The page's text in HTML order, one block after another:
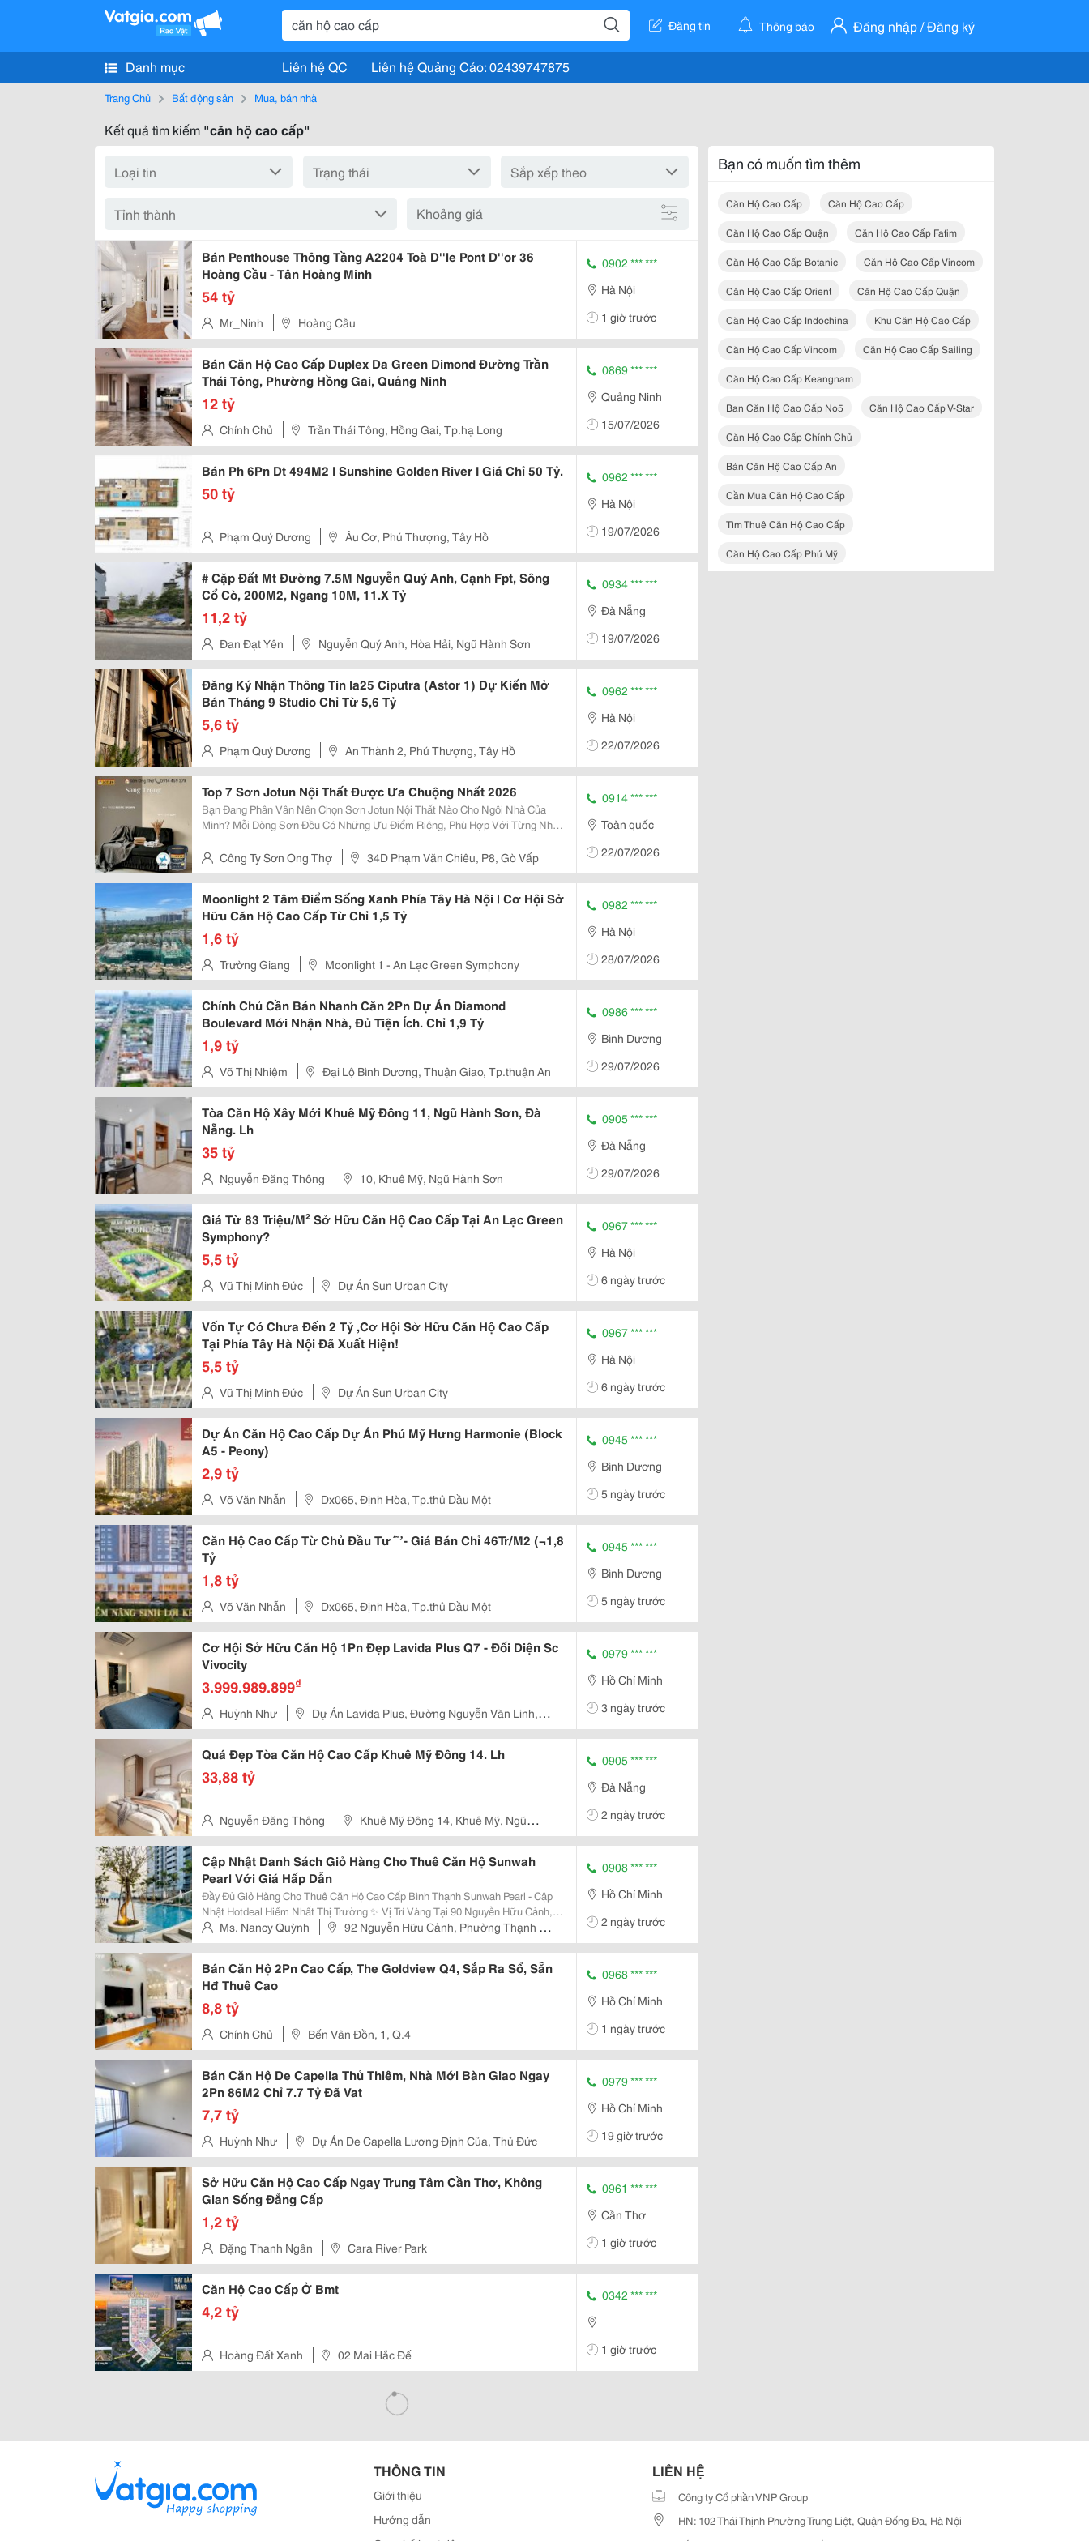
Đăng tin Thông báo Đăng nhập / Đăng ký
Danh mục Liên hệ QC Liên hệ Quảng Cáo: 02439747875
Trang Chủ Bất động sản Mua, bán nhà
Kết quả tìm kiếm "căn hộ cao cấp"
Khoảng giá
Bán Penthouse Thông Tầng A2204 Toà D''le Pont D''or 36
Hoàng Cầu - Tân Hoàng Minh
54 tỷ
Mr_Ninh Hoàng Cầu
0902 *** ***
Hà Nội
1 giờ trước
Bán Căn Hộ Cao Cấp Duplex Da Green Dimond Đường Trần
Thái Tông, Phường Hồng Gai, Quảng Ninh
12 tỷ
Chính Chủ Trần Thái Tông, Hồng Gai, Tp.hạ Long
0869 *** ***
Quảng Ninh
15/07/2026
Bán Ph 6Pn Dt 494M2 I Sunshine Golden River I Giá Chỉ 50 Tỷ.
50 tỷ
Phạm Quý Dương Âu Cơ, Phú Thượng, Tây Hồ
0962 *** ***
Hà Nội
19/07/2026
# Cặp Đất Mt Đường 7.5M Nguyễn Quý Anh, Cạnh Fpt, Sông
Cổ Cò, 200M2, Ngang 10M, 11.X Tỷ
11,2 tỷ
Đan Đạt Yên Nguyễn Quý Anh, Hòa Hải, Ngũ Hành Sơn
0934 *** ***
Đà Nẵng
19/07/2026
Đăng Ký Nhận Thông Tin Ia25 Ciputra (Astor 1) Dự Kiến Mở
Bán Tháng 9 Studio Chỉ Từ 5,6 Tỷ
5,6 tỷ
Phạm Quý Dương An Thành 2, Phú Thượng, Tây Hồ
0962 *** ***
Hà Nội
22/07/2026
Top 7 Sơn Jotun Nội Thất Được Ưa Chuộng Nhất 2026
Bạn Đang Phân Vân Nên Chọn Sơn Jotun Nội Thất Nào Cho Ngôi Nhà Của
Mình? Mỗi Dòng Sơn Đều Có Những Ưu Điểm Riêng, Phù Hợp Với Từng Nhu
Cấp Cho Biệt Thự, Villa, Căn Hộ Cao Cấp. ...
Công Ty Sơn Ong Thợ 34D Phạm Văn Chiêu, P8, Gò Vấp
0914 *** ***
Toàn quốc
22/07/2026
Moonlight 2 Tâm Điểm Sống Xanh Phía Tây Hà Nội | Cơ Hội Sở
Hữu Căn Hộ Cao Cấp Từ Chỉ 1,5 Tỷ
1,6 tỷ
Trường Giang Moonlight 1 - An Lạc Green Symphony
0982 *** ***
Hà Nội
28/07/2026
Chính Chủ Cần Bán Nhanh Căn 2Pn Dự Án Diamond
Boulevard Mới Nhận Nhà, Đủ Tiện Ích. Chỉ 1,9 Tỷ
1,9 tỷ
Võ Thị Nhiệm Đại Lộ Bình Dương, Thuận Giao, Tp.thuận An
0986 *** ***
Bình Dương
29/07/2026
Tòa Căn Hộ Xây Mới Khuê Mỹ Đông 11, Ngũ Hành Sơn, Đà
Nẵng. Lh
35 tỷ
Nguyễn Đăng Thông 10, Khuê Mỹ, Ngũ Hành Sơn
0905 *** ***
Đà Nẵng
29/07/2026
Giá Từ 83 Triệu/M² Sở Hữu Căn Hộ Cao Cấp Tại An Lạc Green
Symphony?
5,5 tỷ
Vũ Thị Minh Đức Dự Án Sun Urban City
0967 *** ***
Hà Nội
6 ngày trước
Vốn Tự Có Chưa Đến 2 Tỷ ,Cơ Hội Sở Hữu Căn Hộ Cao Cấp
Tại Phía Tây Hà Nội Đã Xuất Hiện!
5,5 tỷ
Vũ Thị Minh Đức Dự Án Sun Urban City
0967 *** ***
Hà Nội
6 ngày trước
Dự Án Căn Hộ Cao Cấp Dự Án Phú Mỹ Hưng Harmonie (Block
A5 - Peony)
2,9 tỷ
Võ Văn Nhẫn Dx065, Định Hòa, Tp.thủ Dầu Một
0945 *** ***
Bình Dương
5 ngày trước
Căn Hộ Cao Cấp Từ Chủ Đầu Tư ́ ̃ ̛ - Giá Bán Chỉ 46Tr/M2 (¬1,8
Tỷ
1,8 tỷ
Võ Văn Nhẫn Dx065, Định Hòa, Tp.thủ Dầu Một
0945 *** ***
Bình Dương
5 ngày trước
Cơ Hội Sở Hữu Căn Hộ 1Pn Đẹp Lavida Plus Q7 - Đối Diện Sc
Vivocity
3.999.989.899₫
Huỳnh Như
Dự Án Lavida Plus, Đường Nguyễn Văn Linh,
Phường Tân Phong, Quận 7, Tp. Hcm
0979 *** ***
Hồ Chí Minh
3 ngày trước
Quá Đẹp Tòa Căn Hộ Cao Cấp Khuê Mỹ Đông 14. Lh
33,88 tỷ
Nguyễn Đăng Thông
Khuê Mỹ Đông 14, Khuê Mỹ, Ngũ
Hành Sơn
0905 *** ***
Đà Nẵng
2 ngày trước
Cập Nhật Danh Sách Giỏ Hàng Cho Thuê Căn Hộ Sunwah
Pearl Với Giá Hấp Dẫn
Đầy Đủ Giỏ Hàng Cho Thuê Căn Hộ Cao Cấp Bình Thạnh Sunwah Pearl - Cập
Nhật Hotdeal Hiếm Nhất Thị Trường ✨ Vị Trí Vàng Tại 90 Nguyễn Hữu Cảnh,
Bình Thạnh, Ngay Cạnh Saigon Pearl, Chỉ 2 Phút Đến Quận 1, Kết Nối Nhanh
Thủ Thiêm, Metro Số 1, Landmark...
Ms. Nancy Quỳnh
92 Nguyễn Hữu Cảnh, Phường Thạnh Mỹ
Tây, Quận Bình Thạnh, Tp.hcm
0908 *** ***
Hồ Chí Minh
2 ngày trước
Bán Căn Hộ 2Pn Cao Cấp, The Goldview Q4, Sắp Ra Sổ, Sẵn
Hđ Thuê Cao
8,8 tỷ
Chính Chủ Bến Vân Đồn, 1, Q.4
0968 *** ***
Hồ Chí Minh
1 ngày trước
Bán Căn Hộ De Capella Thủ Thiêm, Nhà Mới Bàn Giao Ngay
2Pn 86M2 Chỉ 7.7 Tỷ Đã Vat
7,7 tỷ
Huỳnh Như Dự Án De Capella Lương Định Của, Thủ Đức
0979 *** ***
Hồ Chí Minh
19 giờ trước
Sở Hữu Căn Hộ Cao Cấp Ngay Trung Tâm Cần Thơ, Không
Gian Sống Đẳng Cấp
1,2 tỷ
Đặng Thanh Ngân Cara River Park
0961 *** ***
Cần Thơ
1 giờ trước
Căn Hộ Cao Cấp Ở Bmt
4,2 tỷ
Hoàng Đất Xanh 02 Mai Hắc Đế
0342 *** ***
1 giờ trước
Bạn có muốn tìm thêm
Căn Hộ Cao Cấp Căn Hộ Cao Cấp
Căn Hộ Cao Cấp Quận Căn Hộ Cao Cấp Fafim
Căn Hộ Cao Cấp Botanic Căn Hộ Cao Cấp Vincom
Căn Hộ Cao Cấp Orient Căn Hộ Cao Cấp Quận
Căn Hộ Cao Cấp Indochina Khu Căn Hộ Cao Cấp
Căn Hộ Cao Cấp Vincom Căn Hộ Cao Cấp Sailing
Căn Hộ Cao Cấp Keangnam
Ban Căn Hộ Cao Cấp No5 Căn Hộ Cao Cấp V-Star
Căn Hộ Cao Cấp Chính Chủ
Bán Căn Hộ Cao Cấp An
Cần Mua Căn Hộ Cao Cấp
Tìm Thuê Căn Hộ Cao Cấp
Căn Hộ Cao Cấp Phú Mỹ
THÔNG TIN
Giới thiệu
Hướng dẫn
LIÊN HỆ
Công ty Cổ phần VNP Group
HN: 102 Thái Thịnh Phường Trung Liệt, Quận Đống Đa, Hà Nội